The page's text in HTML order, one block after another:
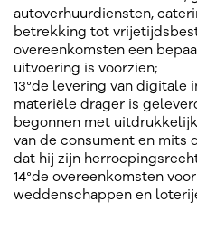
autoverhuurdiensten,
betrekking tot
overeenkomsten een
uitvoering is voorzien;
13°de levering van digitale
materiële drager is
begonnen met
van de consument en mits
dat hij zijn
14°de overeenkomsten
weddenschappen en